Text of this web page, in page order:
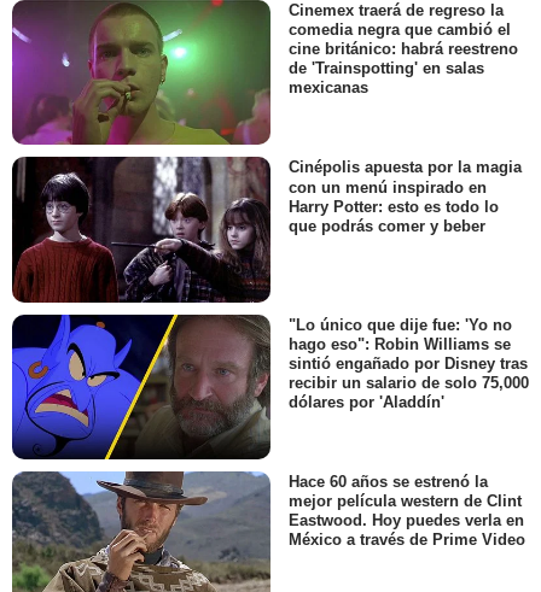
Cinemex traerá de regreso la
comedia negra que cambió el
cine británico: habrá reestreno
de 'Trainspotting' en salas
mexicanas
Cinépolis apuesta por la magia
con un menú inspirado en
Harry Potter: esto es todo lo
que podrás comer y beber
"Lo único que dije fue: 'Yo no
hago eso": Robin Williams se
sintió engañado por Disney tras
recibir un salario de solo 75,000
dólares por 'Aladdín'
Hace 60 años se estrenó la
mejor película western de Clint
Eastwood. Hoy puedes verla en
México a través de Prime Video